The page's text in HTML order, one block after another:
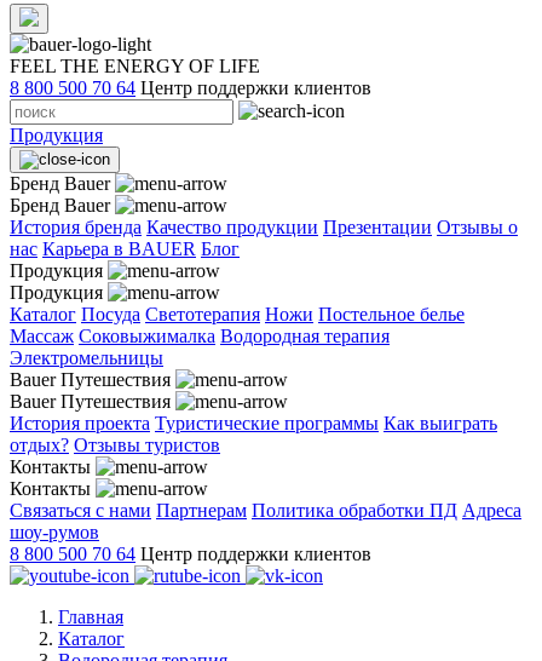
FEEL THE ENERGY OF LIFE
8 800 500 70 64 Центр поддержки клиентов
Продукция
Бренд Bauer
Бренд Bauer
История бренда Качество продукции Презентации Отзывы о
нас Карьера в BAUER Блог
Продукция
Продукция
Каталог Посуда Светотерапия Ножи Постельное белье
Массаж Соковыжималка Водородная терапия
Электромельницы
Bauer Путешествия
Bauer Путешествия
История проекта Туристические программы Как выиграть
отдых? Отзывы туристов
Контакты
Контакты
Связаться с нами Партнерам Политика обработки ПД Адреса
шоу-румов
8 800 500 70 64 Центр поддержки клиентов
Главная
Каталог